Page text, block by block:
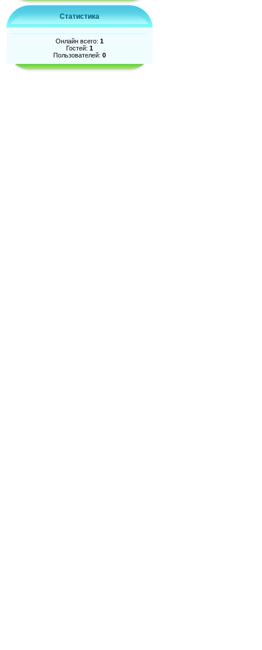
Статистика
Онлайн всего: 1
Гостей: 1
Пользователей: 0